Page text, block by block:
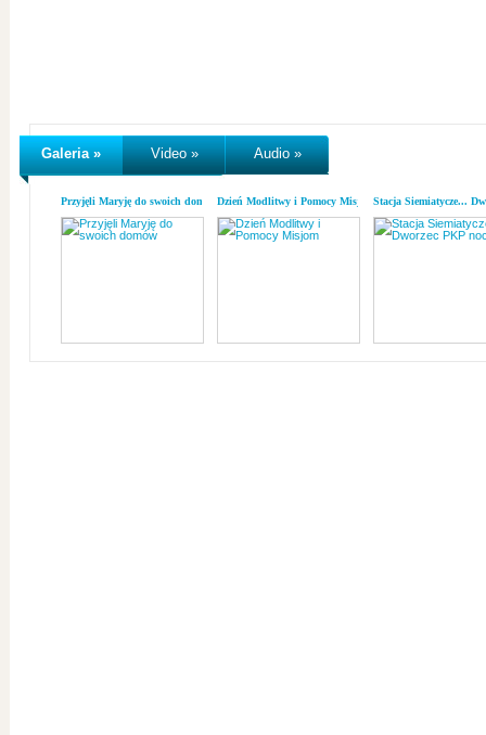
Galeria » Video » Audio »
Przyjęli Maryję do swoich domówDzień Modlitwy i Pomocy MisjomStacja Siemiatycze...